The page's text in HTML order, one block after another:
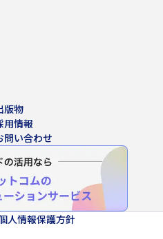
版物
用情報
問い合わせ
人情報保護方針